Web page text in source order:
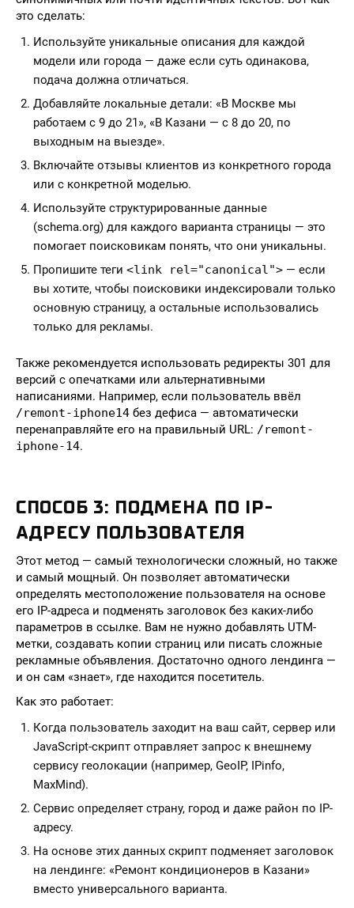
это сделать:
Используйте уникальные описания для каждой
модели или города — даже если суть одинакова,
подача должна отличаться.
Добавляйте локальные детали: «В Москве мы
работаем с 9 до 21», «В Казани — с 8 до 20, по
выходным на выезде».
Включайте отзывы клиентов из конкретного города
или с конкретной моделью.
Используйте структурированные данные
(schema.org) для каждого варианта страницы — это
помогает поисковикам понять, что они уникальны.
Пропишите теги <link rel="canonical"> — если
вы хотите, чтобы поисковики индексировали только
основную страницу, а остальные использовались
только для рекламы.
Также рекомендуется использовать редиректы 301 для
версий с опечатками или альтернативными
написаниями. Например, если пользователь ввёл
/remont-iphone14 без дефиса — автоматически
перенаправляйте его на правильный URL: /remont-
iphone-14.
СПОСОБ 3: ПОДМЕНА ПО IP-
АДРЕСУ ПОЛЬЗОВАТЕЛЯ
Этот метод — самый технологически сложный, но также
и самый мощный. Он позволяет автоматически
определять местоположение пользователя на основе
его IP-адреса и подменять заголовок без каких-либо
параметров в ссылке. Вам не нужно добавлять UTM-
метки, создавать копии страниц или писать сложные
рекламные объявления. Достаточно одного лендинга —
и он сам «знает», где находится посетитель.
Как это работает:
Когда пользователь заходит на ваш сайт, сервер или
JavaScript-скрипт отправляет запрос к внешнему
сервису геолокации (например, GeoIP, IPinfo,
MaxMind).
Сервис определяет страну, город и даже район по IP-
адресу.
На основе этих данных скрипт подменяет заголовок
на лендинге: «Ремонт кондиционеров в Казани»
вместо универсального варианта.